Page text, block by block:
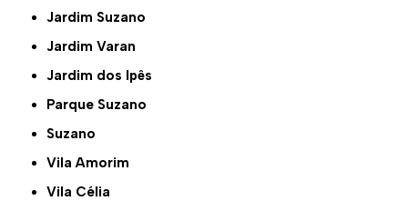
Jardim Suzano
Jardim Varan
Jardim dos Ipês
Parque Suzano
Suzano
Vila Amorim
Vila Célia